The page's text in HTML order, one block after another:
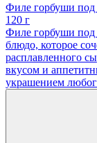
Филе горбуши
120 г
Филе горбуши
блюдо, которое
расплавленного
вкусом и
украшением